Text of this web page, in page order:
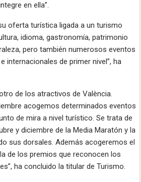
en ella”.
oferta turística ligada a un turismo
idioma, gastronomía, patrimonio
pero también numerosos eventos
internacionales de primer nivel”, ha
de los atractivos de València.
acogemos determinados eventos
de mira a nivel turístico. Se trata de
y diciembre de la Media Maratón y la
sus dorsales. Además acogeremos el
de los premios que reconocen los
ha concluido la titular de Turismo.